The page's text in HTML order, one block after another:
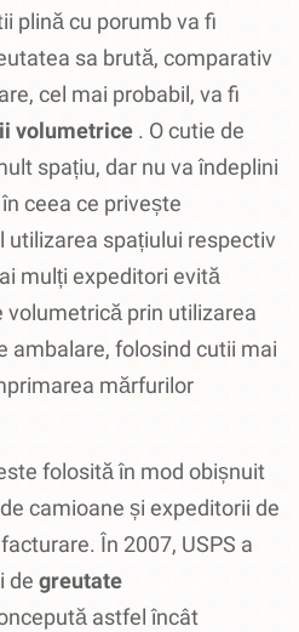
plină cu porumb va fi
sa brută, comparativ
cel mai probabil, va fi
volumetrice . O cutie de
spațiu, dar nu va îndeplini
ceea ce privește
spațiului respectiv
mulți expeditori evită
prin utilizarea
ambalare, folosind cutii mai
mărfurilor
folosită în mod obișnuit
camioane și expeditorii de
În 2007, USPS a
de greutate
astfel încât